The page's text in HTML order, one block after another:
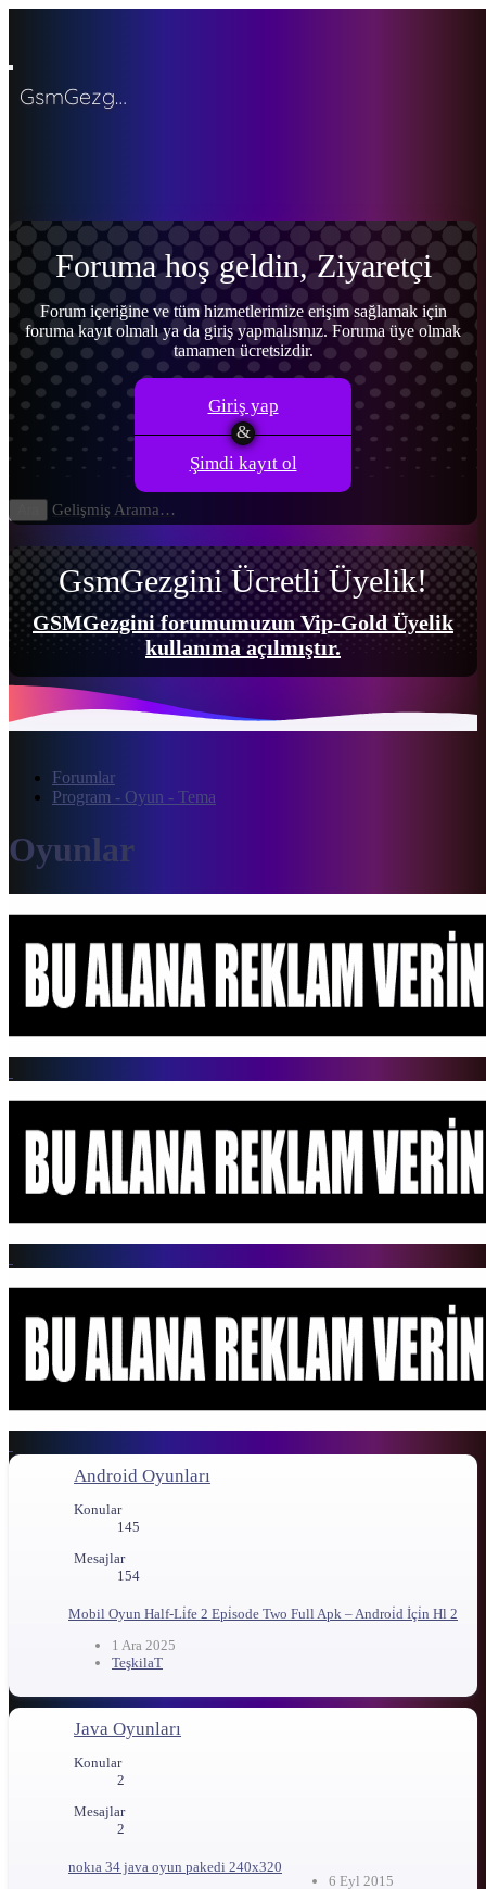
GsmGezgini
Neler yeni
Yeni mesajlarYeni profil mesajları Son aktiviteler
Kullanıcılar
Şu anki ziyaretçiler Yeni profil mesajları Profil mesajlarında
ara
Giriş yap
Kayıt ol
Neler yeni
Ara
Ara
Sadece başlıkları ara
Gelişmiş Arama…
Menü
Foruma hoş geldin, Ziyaretçi
Forum içeriğine ve tüm hizmetlerimize erişim sağlamak için
foruma kayıt olmalı ya da giriş yapmalısınız. Foruma üye olmak
tamamen ücretsizdir.
Giriş yap
Şimdi kayıt ol
GsmGezgini Ücretli Üyelik!
GSMGezgini forumumuzun Vip-Gold Üyelik
kullanıma açılmıştır.
Forumlar
Program - Oyun - Tema
Oyunlar
Android Oyunları
Konular
145
Mesajlar
154
Mobil Oyun Half-Li̇fe 2 Epi̇sode Two Full Apk – Androi̇d İçi̇n Hl 2
1 Ara 2025
TeşkilaT
Java Oyunları
Konular
2
Mesajlar
2
nokıa 34 java oyun pakedi 240x320
6 Eyl 2015